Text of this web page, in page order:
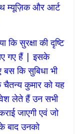
म्यूज़िक और आर्ट
कि सुरक्षा की दृष्टि
गए हैं | इसके
बस कि सुबिधा भी
चैतन्य कुमार को यह
लेते हैं उन सभी
जाएगी एवं जो
बाद उनको